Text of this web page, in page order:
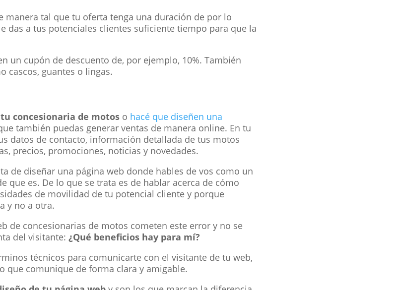
manera tal que tu oferta tenga una duración de por lo
das a tus potenciales clientes suficiente tiempo para que la
un cupón de descuento de, por ejemplo, 10%. También
cascos, guantes o lingas.
concesionaria de motoso hacé que diseñen una
también puedas generar ventas de manera online. En tu
datos de contacto, información detallada de tus motos
precios, promociones, noticias y novedades.
de diseñar una página web donde hables de vos como un
que es. De lo que se trata es de hablar acerca de cómo
de movilidad de tu potencial cliente y porque
y no a otra.
de concesionarias de motos cometen este error y no se
del visitante: ¿Qué beneficios hay para mí?
técnicos para comunicarte con el visitante de tu web,
que comunique de forma clara y amigable.